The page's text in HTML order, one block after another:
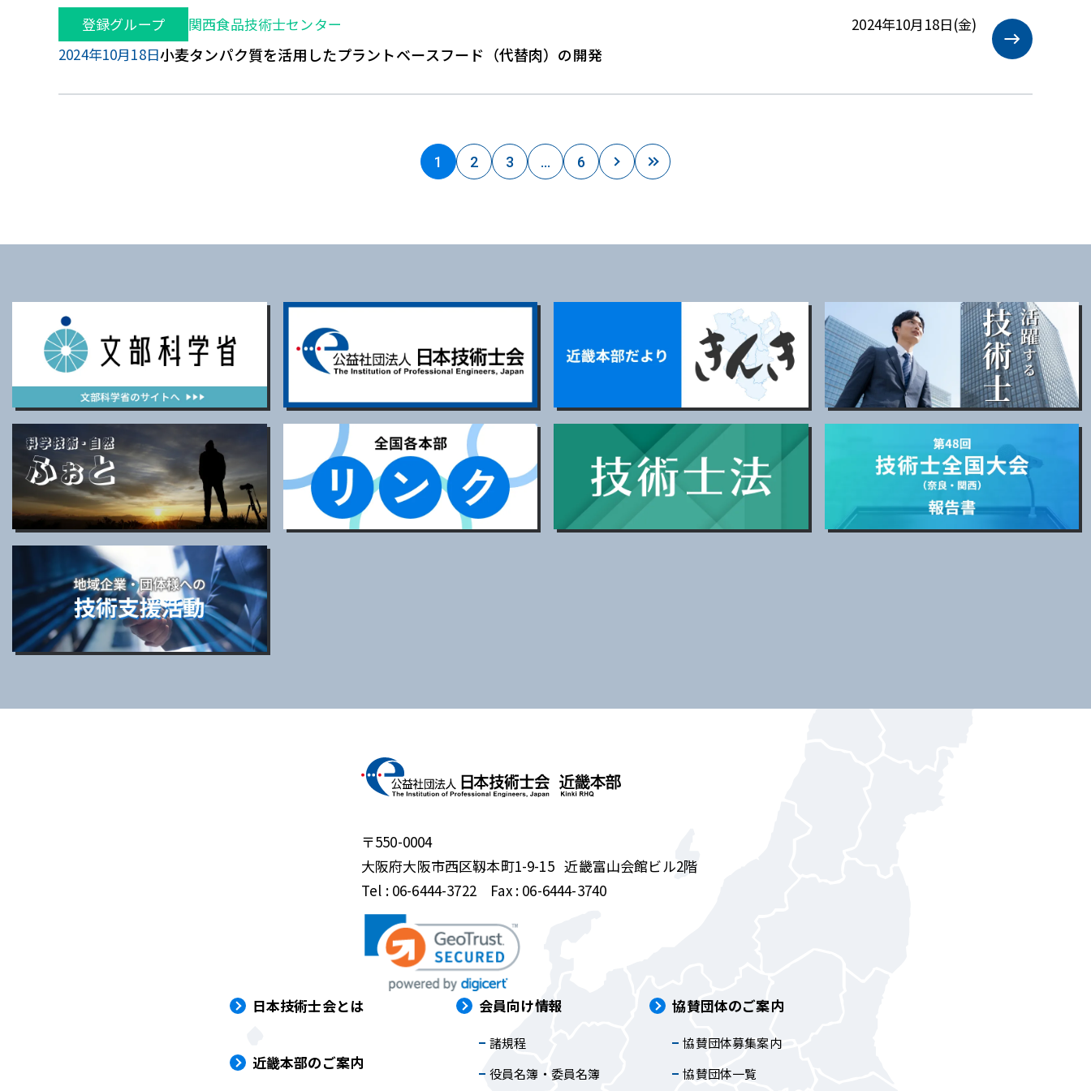
登録グループ 関西食品技術士センター
2024年10月18日(金)
2024年10月18日小麦タンパク質を活用したプラントベースフード（代替肉）の開発
1 2 3 … 6
〒550-0004
大阪府大阪市西区靱本町1-9-15近畿富山会館ビル2階
Tel : 06-6444-3722 Fax : 06-6444-3740
日本技術士会とは
近畿本部のご案内
会員向け情報
諸規程
役員名簿・委員名簿
協賛団体のご案内
協賛団体募集案内
協賛団体一覧